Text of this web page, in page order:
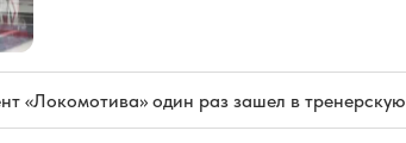
«Локомотива» один раз зашел в тренерскую